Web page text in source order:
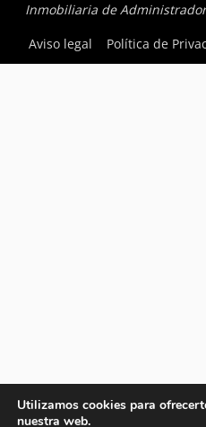
Inmobiliaria de
Aviso legal
Política de
Utilizamos cookies para
nuestra web.